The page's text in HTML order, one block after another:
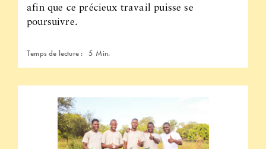
afin que ce précieux travail puisse se
poursuivre.
Temps de lecture : 5 Min.